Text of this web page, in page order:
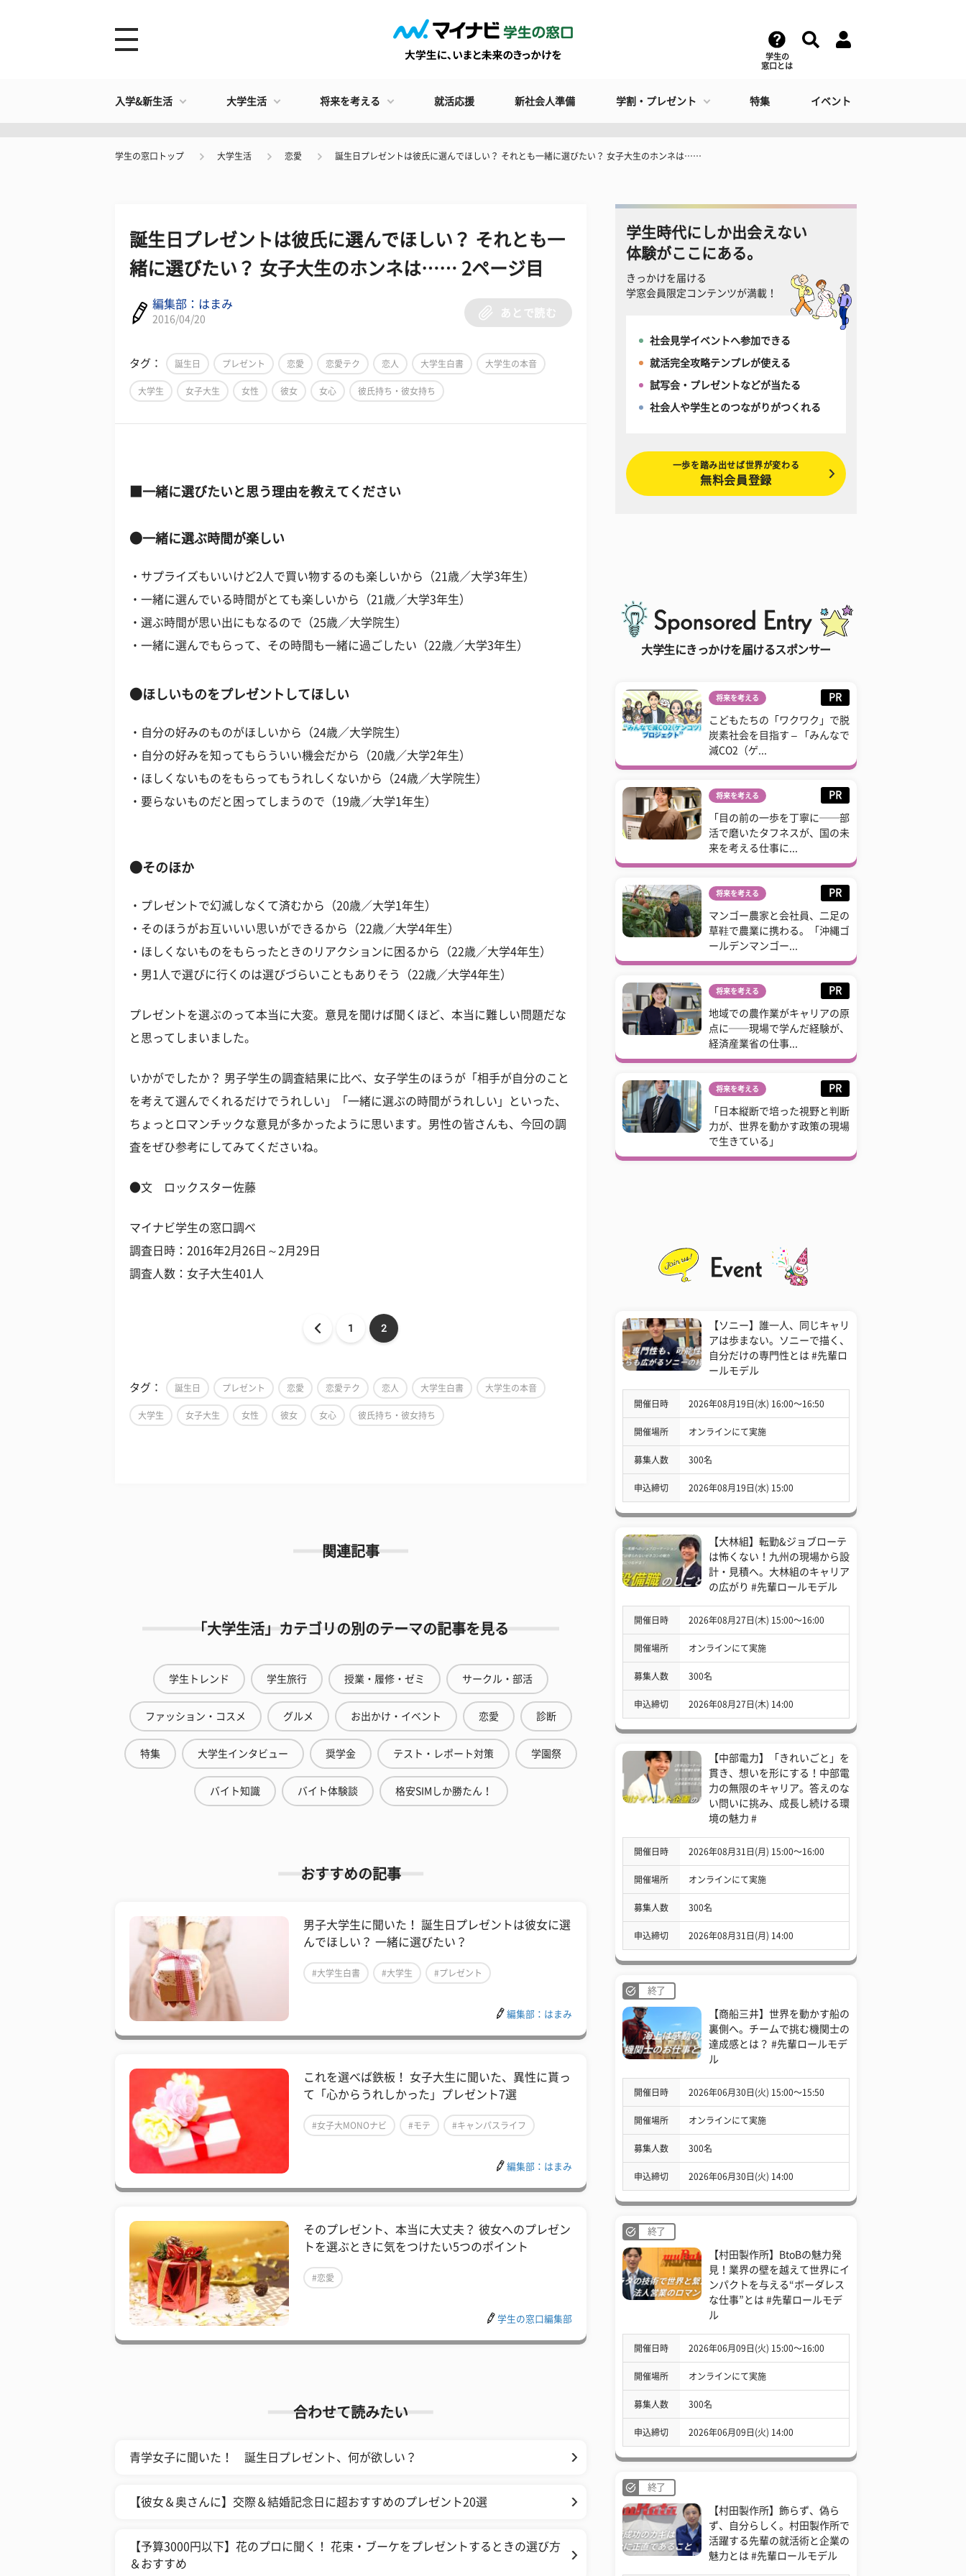
学生の
窓口とは
入学&新生活 大学生活 将来を考える 就活応援 新社会人準備 学割・プレゼント 特集 イベント
学生の窓口トップ 大学生活 恋愛 誕生日プレゼントは彼氏に選んでほしい？ それとも一緒に選びたい？ 女子大生のホンネは……
誕生日プレゼントは彼氏に選んでほしい？ それとも一
緒に選びたい？ 女子大生のホンネは…… 2ページ目
編集部：はまみ
2016/04/20
あとで読む
タグ： 誕生日 プレゼント 恋愛 恋愛テク 恋人 大学生白書 大学生の本音
大学生 女子大生 女性 彼女 女心 彼氏持ち・彼女持ち
■一緒に選びたいと思う理由を教えてください
●一緒に選ぶ時間が楽しい
・サプライズもいいけど2人で買い物するのも楽しいから（21歳／大学3年生）
・一緒に選んでいる時間がとても楽しいから（21歳／大学3年生）
・選ぶ時間が思い出にもなるので（25歳／大学院生）
・一緒に選んでもらって、その時間も一緒に過ごしたい（22歳／大学3年生）
●ほしいものをプレゼントしてほしい
・自分の好みのものがほしいから（24歳／大学院生）
・自分の好みを知ってもらういい機会だから（20歳／大学2年生）
・ほしくないものをもらってもうれしくないから（24歳／大学院生）
・要らないものだと困ってしまうので（19歳／大学1年生）
●そのほか
・プレゼントで幻滅しなくて済むから（20歳／大学1年生）
・そのほうがお互いいい思いができるから（22歳／大学4年生）
・ほしくないものをもらったときのリアクションに困るから（22歳／大学4年生）
・男1人で選びに行くのは選びづらいこともありそう（22歳／大学4年生）
プレゼントを選ぶのって本当に大変。意見を聞けば聞くほど、本当に難しい問題だな
と思ってしまいました。
いかがでしたか？ 男子学生の調査結果に比べ、女子学生のほうが「相手が自分のこと
を考えて選んでくれるだけでうれしい」「一緒に選ぶの時間がうれしい」といった、
ちょっとロマンチックな意見が多かったように思います。男性の皆さんも、今回の調
査をぜひ参考にしてみてくださいね。
●文 ロックスター佐藤
マイナビ学生の窓口調べ
調査日時：2016年2月26日～2月29日
調査人数：女子大生401人
1 2
タグ： 誕生日 プレゼント 恋愛 恋愛テク 恋人 大学生白書 大学生の本音
大学生 女子大生 女性 彼女 女心 彼氏持ち・彼女持ち
関連記事
「大学生活」カテゴリの別のテーマの記事を見る
学生トレンド 学生旅行 授業・履修・ゼミ サークル・部活
ファッション・コスメ グルメ お出かけ・イベント 恋愛 診断
特集 大学生インタビュー 奨学金 テスト・レポート対策 学園祭
バイト知識 バイト体験談 格安SIMしか勝たん！
おすすめの記事
男子大学生に聞いた！ 誕生日プレゼントは彼女に選
んでほしい？ 一緒に選びたい？
#大学生白書 #大学生 #プレゼント
編集部：はまみ
これを選べば鉄板！ 女子大生に聞いた、異性に貰っ
て「心からうれしかった」プレゼント7選
#女子大MONOナビ #モテ #キャンパスライフ
編集部：はまみ
そのプレゼント、本当に大丈夫？ 彼女へのプレゼン
トを選ぶときに気をつけたい5つのポイント
#恋愛
学生の窓口編集部
合わせて読みたい
青学女子に聞いた！ 誕生日プレゼント、何が欲しい？
【彼女＆奥さんに】交際＆結婚記念日に超おすすめのプレゼント20選
【予算3000円以下】花のプロに聞く！ 花束・ブーケをプレゼントするときの選び方
＆おすすめ
学生時代にしか出会えない
体験がここにある。
きっかけを届ける
学窓会員限定コンテンツが満載！
社会見学イベントへ参加できる
就活完全攻略テンプレが使える
試写会・プレゼントなどが当たる
社会人や学生とのつながりがつくれる
一歩を踏み出せば世界が変わる
無料会員登録
大学生にきっかけを届けるスポンサー
将来を考える PR
こどもたちの「ワクワク」で脱
炭素社会を目指す – 「みんなで
減CO2（ゲ...
将来を考える PR
「目の前の一歩を丁寧に──部
活で磨いたタフネスが、国の未
来を考える仕事に...
将来を考える PR
マンゴー農家と会社員、二足の
草鞋で農業に携わる。「沖縄ゴ
ールデンマンゴー...
将来を考える PR
地域での農作業がキャリアの原
点に──現場で学んだ経験が、
経済産業省の仕事...
将来を考える PR
「日本縦断で培った視野と判断
力が、世界を動かす政策の現場
で生きている」
【ソニー】誰一人、同じキャリ
アは歩まない。ソニーで描く、
自分だけの専門性とは #先輩ロ
ールモデル
開催日時 2026年08月19日(水) 16:00〜16:50
開催場所 オンラインにて実施
募集人数 300名
申込締切 2026年08月19日(水) 15:00
【大林組】転勤&ジョブローテ
は怖くない！九州の現場から設
計・見積へ。大林組のキャリア
の広がり #先輩ロールモデル
開催日時 2026年08月27日(木) 15:00〜16:00
開催場所 オンラインにて実施
募集人数 300名
申込締切 2026年08月27日(木) 14:00
【中部電力】「きれいごと」を
貫き、想いを形にする！中部電
力の無限のキャリア。答えのな
い問いに挑み、成長し続ける環
境の魅力 #
開催日時 2026年08月31日(月) 15:00〜16:00
開催場所 オンラインにて実施
募集人数 300名
申込締切 2026年08月31日(月) 14:00
終了
【商船三井】世界を動かす船の
裏側へ。チームで挑む機関士の
達成感とは？ #先輩ロールモデ
ル
開催日時 2026年06月30日(火) 15:00〜15:50
開催場所 オンラインにて実施
募集人数 300名
申込締切 2026年06月30日(火) 14:00
終了
【村田製作所】BtoBの魅力発
見！業界の壁を越えて世界にイ
ンパクトを与える“ボーダレス
な仕事”とは #先輩ロールモデ
ル
開催日時 2026年06月09日(火) 15:00〜16:00
開催場所 オンラインにて実施
募集人数 300名
申込締切 2026年06月09日(火) 14:00
終了
【村田製作所】飾らず、偽ら
ず、自分らしく。村田製作所で
活躍する先輩の就活術と企業の
魅力とは #先輩ロールモデル